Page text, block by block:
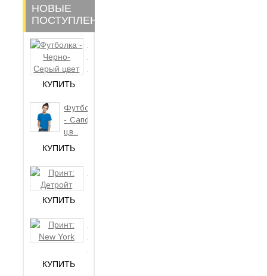
НОВЫЕ
ПОСТУПЛЕНИЯ
Футболка
- Черно-
Сер..
КУПИТЬ
Футболка
- Сапфир
цв..
КУПИТЬ
Принт:
КУПИТЬ
Принт:
New
York
КУПИТЬ